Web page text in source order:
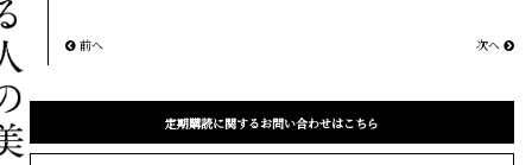
前へ 次へ
定期購読に関するお問い合わせはこちら